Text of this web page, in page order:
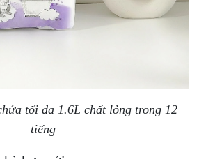
tối đa 1.6L chất lỏng trong 12
tiếng